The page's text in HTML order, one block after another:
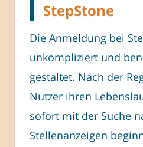
StepStone
Die Anmeldung bei
unkompliziert und
gestaltet. Nach der
Nutzer ihren
sofort mit der Suche
Stellenanzeigen